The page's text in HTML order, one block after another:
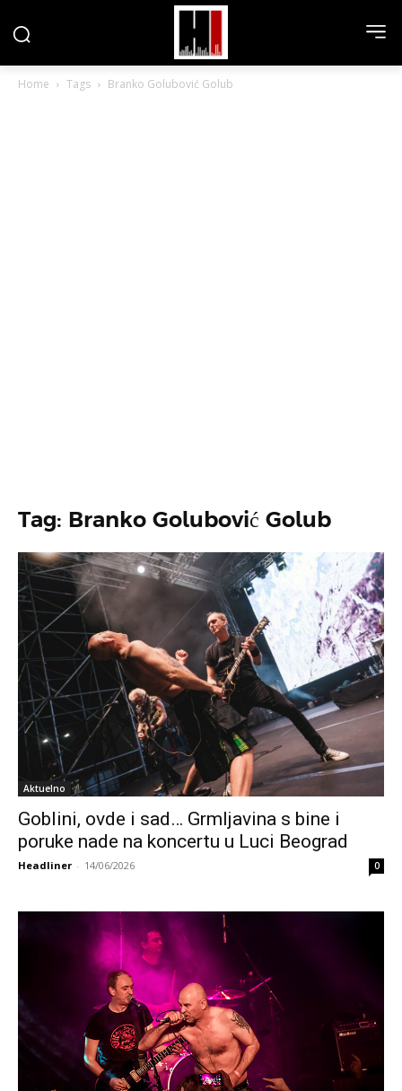
Home Tags Branko Golubović Golub
Tag: Branko Golubović Golub
Aktuelno
Goblini, ovde i sad… Grmljavina s bine i
poruke nade na koncertu u Luci Beograd
Headliner - 14/06/2026 0